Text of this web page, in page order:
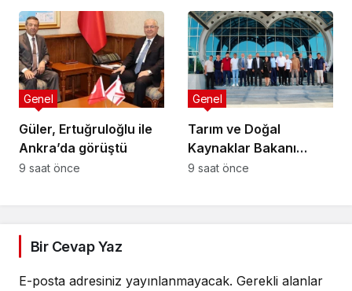
verilen vaatlerle
çözülemez
55 yıl hapis
Güler, Ertuğruloğlu ile
Ankra’da görüştü
Genel
9 saat önce
Tarım ve Doğal
Kaynaklar Bakanı
Çavuş “Büyük Harup
Genel
9 saat önce
Bir Cevap Yaz
E-posta adresiniz yayınlanmayacak. Gerekli alanlar